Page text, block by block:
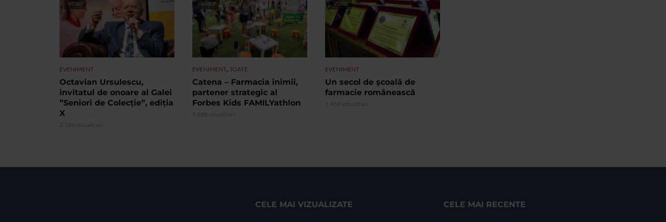
VIDEO
EVENIMENT
Octavian Ursulescu,
invitatul de onoare al Galei
”Seniori de Colecție”, ediția
X
2.186 vizualizari
VIDEO
EVENIMENT, TOATE
Catena – Farmacia inimii,
partener strategic al
Forbes Kids FAMILYathlon
1.888 vizualizari
VIDEO
EVENIMENT
Un secol de școală de
farmacie românească
1.653 vizualizari
CELE MAI VIZUALIZATE CELE MAI RECENTE